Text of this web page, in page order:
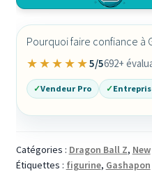
Ball
Daima
HG
Gashapon
Bandai
Japan
Goku
Vegeta
Pourquoi faire confiance à
★★★★★5/5692+
✓Vendeur Pro ✓
Catégories : Dragon Ball Z, New
Étiquettes : figurine, Gashapon